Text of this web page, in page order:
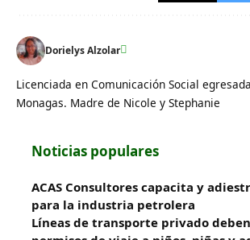
Dorielys Alzolar
Licenciada en Comunicación Social
Monagas. Madre de Nicole y Stephanie
Noticias populares
ACAS Consultores capacita y
para la industria petrolera
Líneas de transporte privado